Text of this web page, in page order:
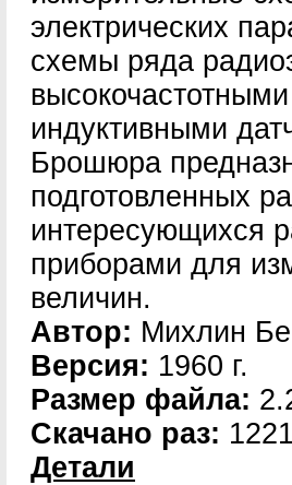
электрических
схемы ряда
индуктивными
Брошюра
подготовленных
интересующихся
приборами для
величин.
Автор: Михлин
Версия: 1960 г.
Размер файла:
Скачано раз:
Детали